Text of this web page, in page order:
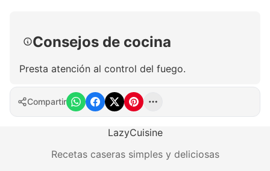
Consejos de cocina
Presta atención al control del fuego.
Compartir
LazyCuisine
Recetas caseras simples y deliciosas